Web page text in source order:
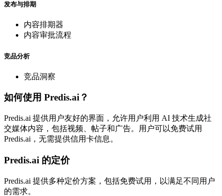
发布与排期
内容排期器
内容审批流程
竞品分析
竞品洞察
如何使用 Predis.ai？
Predis.ai 提供用户友好的界面，允许用户利用 AI 技术生成社
交媒体内容，包括视频、帖子和广告。用户可以免费试用
Predis.ai，无需提供信用卡信息。
Predis.ai 的定价
Predis.ai 提供多种定价方案，包括免费试用，以满足不同用户
的需求。